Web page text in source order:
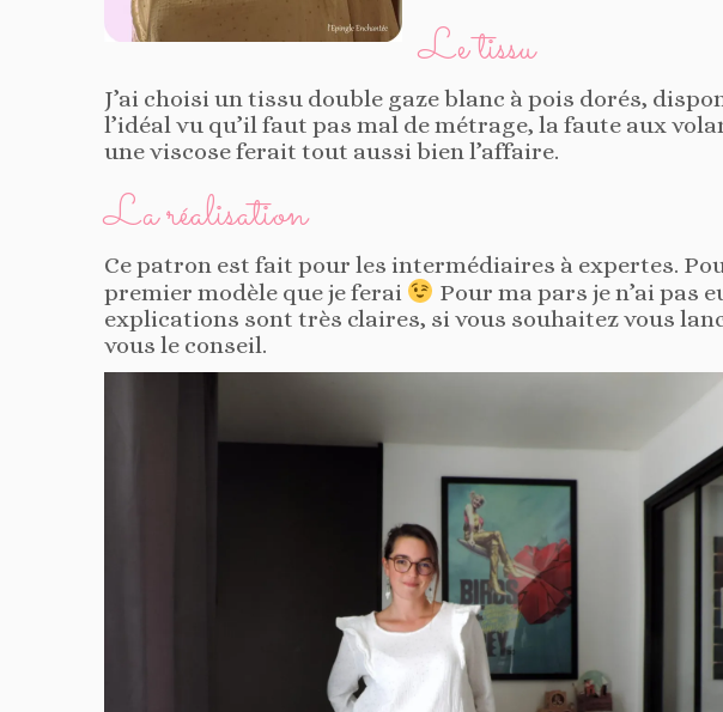
Le tissu
J’ai choisi un tissu double gaze blanc à pois dorés,
l’idéal vu qu’il faut pas mal de métrage, la faute aux
une viscose ferait tout aussi bien l’affaire.
La réalisation
Ce patron est fait pour les intermédiaires à expertes.
premier modèle que je ferai
Pour ma pars je n’ai pas
explications sont très claires, si vous souhaitez vous
vous le conseil.